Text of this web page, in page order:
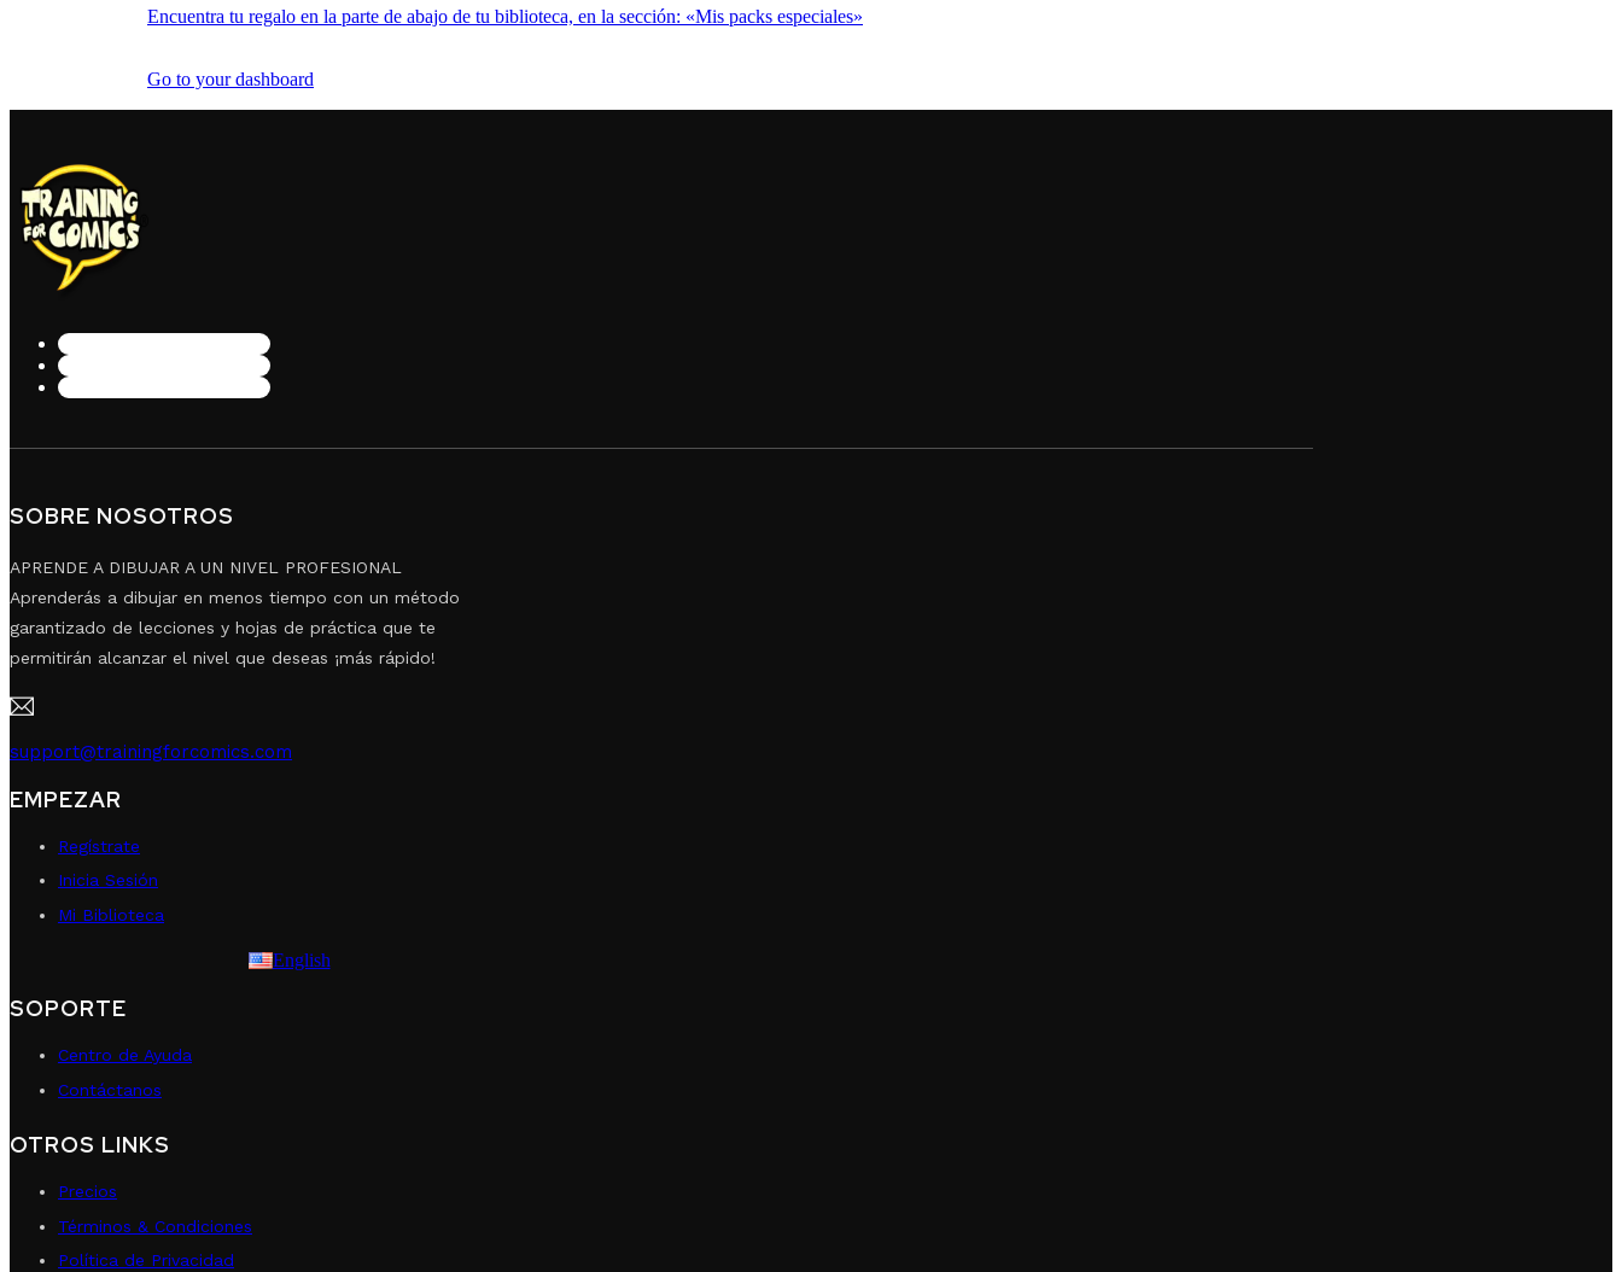
Encuentra tu regalo en la parte de abajo de tu biblioteca, en la sección: «Mis packs especiales»
Go to your dashboard
SOBRE NOSOTROS
APRENDE A DIBUJAR A UN NIVEL PROFESIONAL
Aprenderás a dibujar en menos tiempo con un método
garantizado de lecciones y hojas de práctica que te
permitirán alcanzar el nivel que deseas ¡más rápido!
support@trainingforcomics.com
EMPEZAR
Regístrate
Inicia Sesión
Mi Biblioteca
English
SOPORTE
Centro de Ayuda
Contáctanos
OTROS LINKS
Precios
Términos & Condiciones
Política de Privacidad